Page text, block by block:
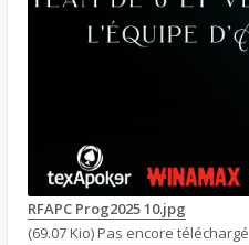
RFAPC Prog2025 10.jpg
(69.07 Kio) Pas encore téléchargé